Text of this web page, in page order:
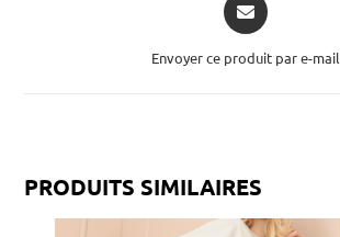
Envoyer ce produit par e-mail
PRODUITS SIMILAIRES